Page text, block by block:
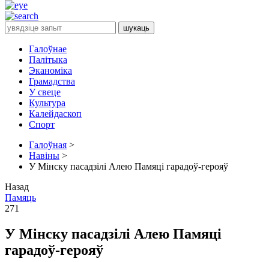
Галоўнае
Палітыка
Эканоміка
Грамадства
У свеце
Культура
Калейдаскоп
Спорт
Галоўная >
Навіны >
У Мінску пасадзілі Алею Памяці гарадоў-герояў
Назад
Памяць
271
У Мінску пасадзілі Алею Памяці
гарадоў-герояў